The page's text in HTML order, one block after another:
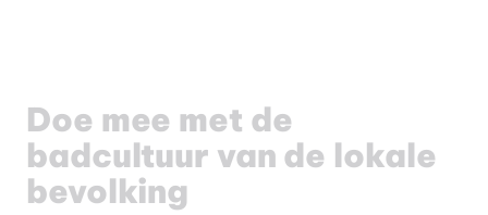
Doe mee met de
badcultuur van de lokale
bevolking
IJsland & Faeröer Eilanden
Twee bestemmingen,